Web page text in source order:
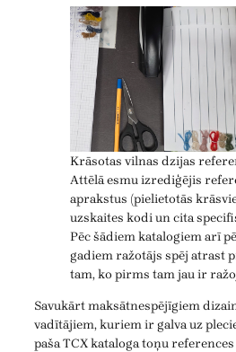
Krāsotas vilnas dzijas
Attēlā esmu izrediģējis
aprakstus (pielietotās
uzskaites kodi un cita
Pēc šādiem katalogiem arī
gadiem ražotājs spēj atrast
tam, ko pirms tam jau ir
Savukārt maksātnespējīgiem
vadītājiem, kuriem ir galva uz
paša TCX kataloga toņu